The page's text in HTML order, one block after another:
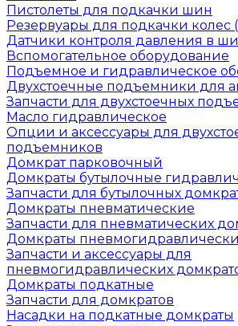
Пистолеты для подкачки шин
Резервуары для подкачки колес
Датчики контроля давления в
Вспомогательное оборудование
Подъемное и гидравлическое
Двухстоечные подъемники для
Запчасти для двухстоечных
Масло гидравлическое
Опции и аксессуары для
подъемников
Домкрат парковочный
Домкраты бутылочные
Запчасти для бутылочных
Домкраты пневматические
Запчасти для пневматических
Домкраты
Запчасти и аксессуары для
пневмогидравлических
Домкраты подкатные
Запчасти для домкратов
Насадки на подкатные домкраты